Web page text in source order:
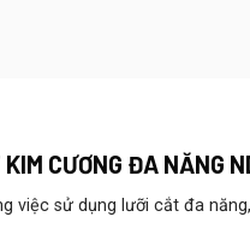
CƯƠNG ĐA NĂNG
việc sử dụng lưỡi cắt đa